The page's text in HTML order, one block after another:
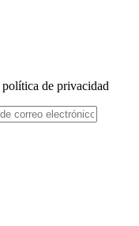
de privacidad